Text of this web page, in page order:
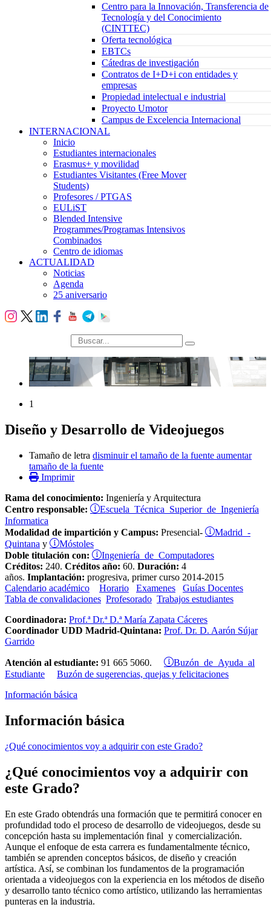
Centro para la Innovación, Transferencia de
Tecnología y del Conocimiento
(CINTTEC)
Oferta tecnológica
EBTCs
Cátedras de investigación
Contratos de I+D+i con entidades y
empresas
Propiedad intelectual e industrial
Proyecto Umotor
Campus de Excelencia Internacional
INTERNACIONAL
Inicio
Estudiantes internacionales
Erasmus+ y movilidad
Estudiantes Visitantes (Free Mover
Students)
Profesores / PTGAS
EULiST
Blended Intensive
Programmes/Programas Intensivos
Combinados
Centro de idiomas
ACTUALIDAD
Noticias
Agenda
25 aniversario
búsqueda
1
Diseño y Desarrollo de Videojuegos
Tamaño de letra disminuir el tamaño de la fuente aumentar
tamaño de la fuente
Imprimir
Rama del conocimiento: Ingeniería y Arquitectura
Centro responsable:
Escuela Técnica Superior de Ingeniería
Informatica
Modalidad de impartición y Campus: Presencial-
Madrid -
Quintana y Móstoles
Doble titulación con: Ingeniería de Computadores
Créditos: 240. Créditos año: 60. Duración: 4
años. Implantación: progresiva, primer curso 2014-2015
Calendario académico
Horario Examenes
Guías Docentes
Tabla de convalidaciones Profesorado Trabajos estudiantes
Coordinadora: Prof.ª Dr.ª D.ª María Zapata Cáceres
Coordinador UDD Madrid-Quintana: Prof. Dr. D. Aarón Sújar
Garrido
Atención al estudiante: 91 665 5060.
Buzón de Ayuda al
Estudiante
Buzón de sugerencias, quejas y felicitaciones
Información básica
Información básica
¿Qué conocimientos voy a adquirir con este Grado?
¿Qué conocimientos voy a adquirir con
este Grado?
En este Grado obtendrás una formación que te permitirá conocer en
profundidad todo el proceso de desarrollo de videojuegos, desde su
concepción hasta su implementación final y comercialización.
Aunque el enfoque de esta carrera es fundamentalmente técnico,
también se aprenden conceptos básicos, de diseño y creación
artística. Así, se combinan los fundamentos de la programación
orientada a videojuegos con la experiencia en los métodos de diseño
y desarrollo tanto técnico como artístico, utilizando las herramientas
punteras en la industria.